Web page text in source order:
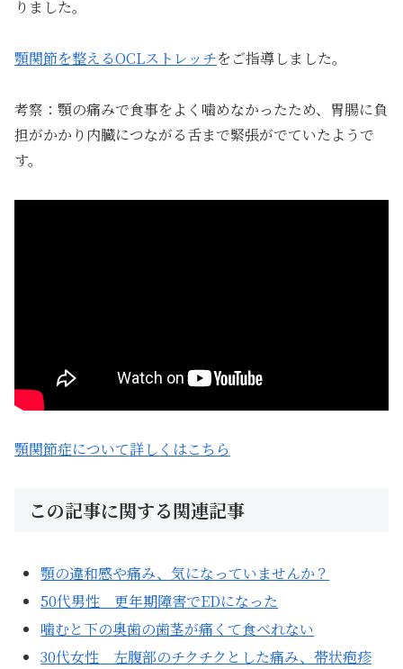
りました。
顎関節を整えるOCLストレッチをご指導しました。
考察：顎の痛みで食事をよく噛めなかったため、胃腸に負
担がかかり内臓につながる舌まで緊張がでていたようで
す。
顎関節症について詳しくはこちら
この記事に関する関連記事
顎の違和感や痛み、気になっていませんか？
50代男性 更年期障害でEDになった
噛むと下の奥歯の歯茎が痛くて食べれない
30代女性 左腹部のチクチクとした痛み、帯状疱疹